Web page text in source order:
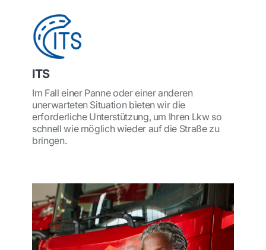
ITS
Im Fall einer Panne oder einer anderen
unerwarteten Situation bieten wir die
erforderliche Unterstützung, um Ihren Lkw so
schnell wie möglich wieder auf die Straße zu
bringen.